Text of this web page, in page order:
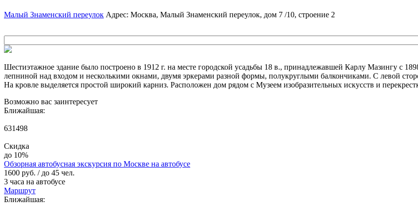
Малый Знаменский переулок Адрес: Москва, Малый Знаменский переулок, дом 7 /10, строение 2
Шестиэтажное здание было построено в 1912 г. на месте городской усадьбы 18 в., принадлежавшей Карлу Мазингу с
лепниной над входом и несколькими окнами, двумя эркерами разной формы, полукруглыми балкончиками. С левой
На кровле выделяется простой широкий карниз. Расположен дом рядом с Музеем изобразительных искусств и
Возможно вас заинтересует
Ближайшая:
631498
Скидка
до 10%
Обзорная автобусная экскурсия по Москве на автобусе
1600 руб. / до 45 чел.
3 часа на автобусе
Маршрут
Ближайшая: